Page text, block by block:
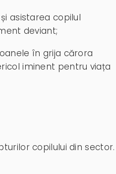
asistarea copilul
deviant;
în grija cărora
iminent pentru viața
copilului din sector.